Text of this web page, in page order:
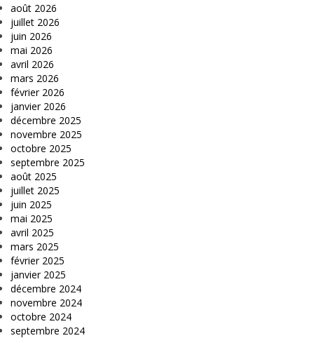
août 2026
juillet 2026
juin 2026
mai 2026
avril 2026
mars 2026
février 2026
janvier 2026
décembre 2025
novembre 2025
octobre 2025
septembre 2025
août 2025
juillet 2025
juin 2025
mai 2025
avril 2025
mars 2025
février 2025
janvier 2025
décembre 2024
novembre 2024
octobre 2024
septembre 2024